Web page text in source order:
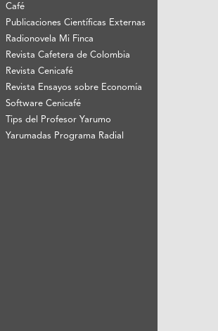
Café
Publicaciones Científicas Externas
Radionovela Mi Finca
Revista Cafetera de Colombia
Revista Cenicafé
Revista Ensayos sobre Economía
Software Cenicafé
Tips del Profesor Yarumo
Yarumadas Programa Radial